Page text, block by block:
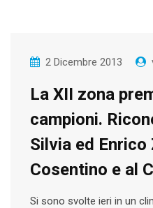
2 Dicembre 2013
La XII zona
campioni.
Silvia ed Enrico
Cosentino e al
Si sono svolte ieri in un